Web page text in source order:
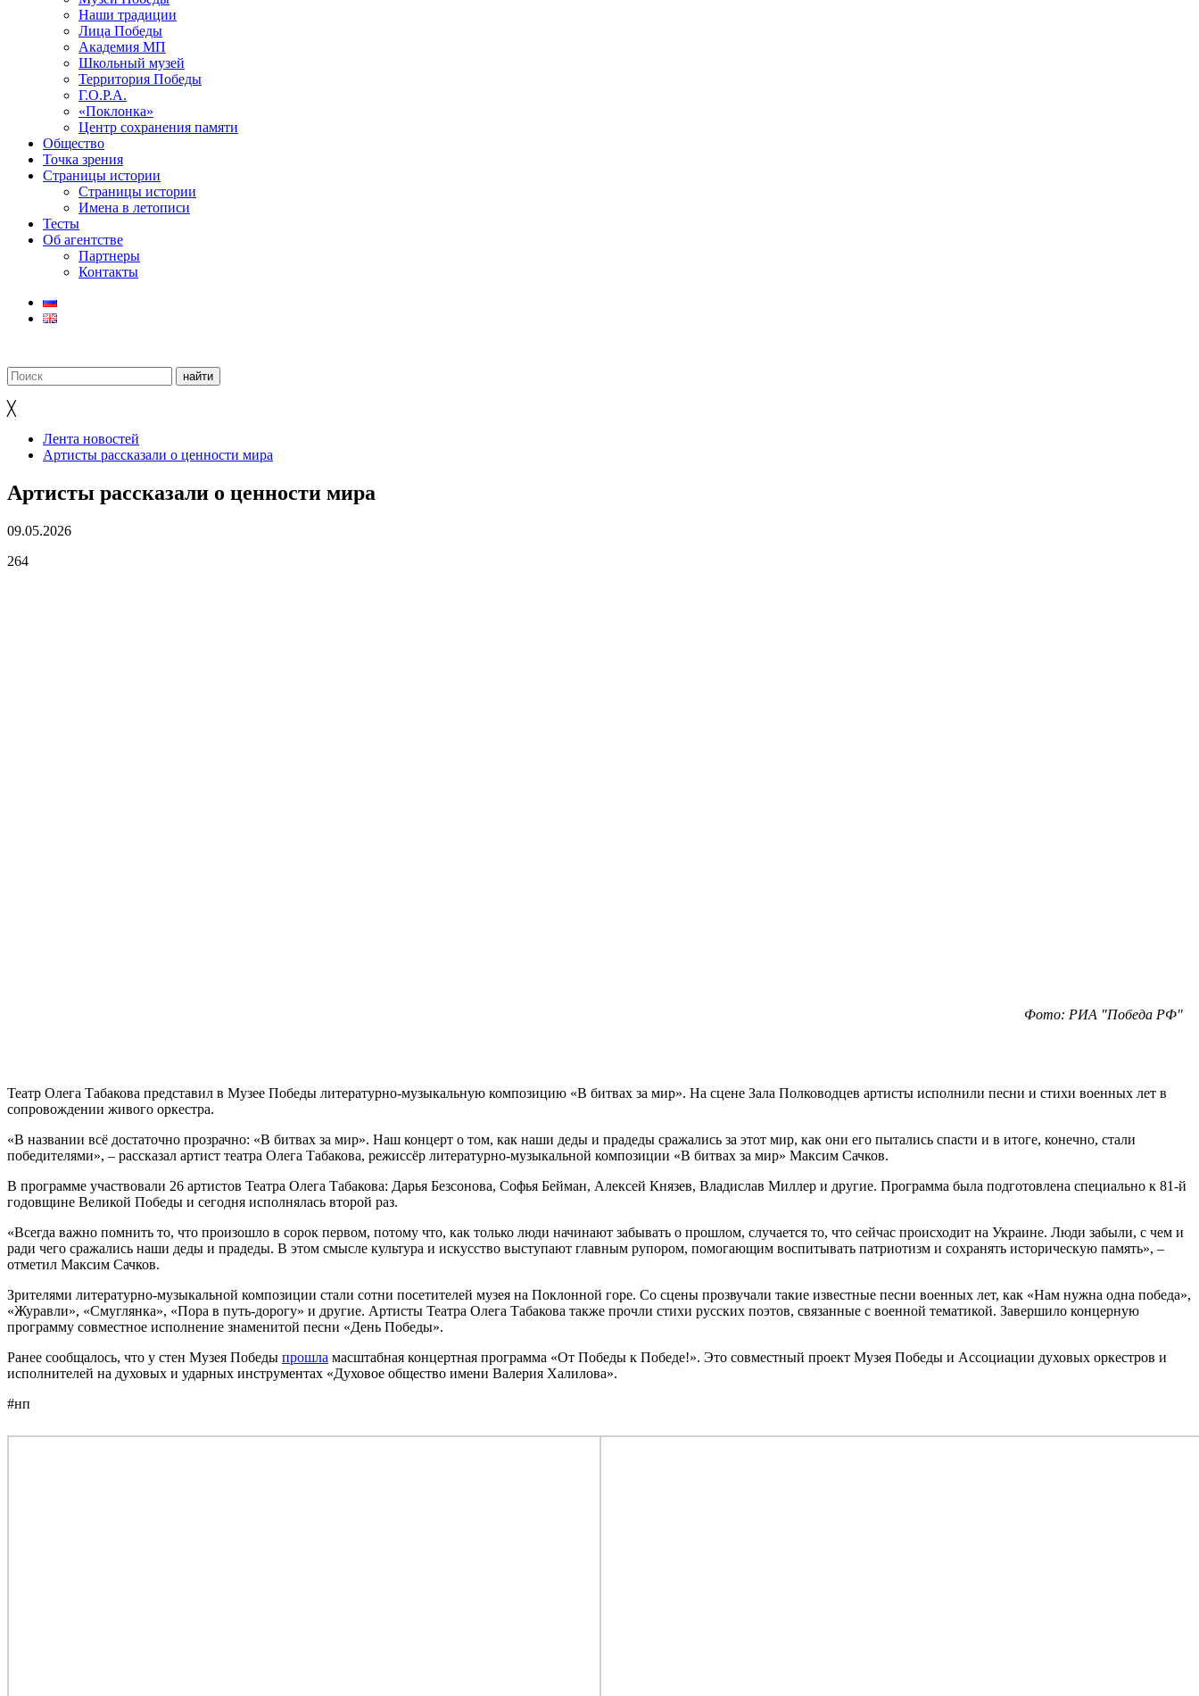
Наши традиции
Лица Победы
Академия МП
Школьный музей
Территория Победы
Г.О.Р.А.
«Поклонка»
Центр сохранения памяти
Общество
Точка зрения
Страницы истории
Страницы истории
Имена в летописи
Тесты
Об агентстве
Партнеры
Контакты
╳
Лента новостей
Артисты рассказали о ценности мира
Артисты рассказали о ценности мира
09.05.2026
264
Фото: РИА "Победа РФ"
Театр Олега Табакова представил в Музее Победы литературно-музыкальную композицию «В битвах за мир». На сцене Зала Полководцев артисты исполнили песни и стихи военных лет в
сопровождении живого оркестра.
«В названии всё достаточно прозрачно: «В битвах за мир». Наш концерт о том, как наши деды и прадеды сражались за этот мир, как они его пытались спасти и в итоге, конечно, стали
победителями», – рассказал артист театра Олега Табакова, режиссёр литературно-музыкальной композиции «В битвах за мир» Максим Сачков.
В программе участвовали 26 артистов Театра Олега Табакова: Дарья Безсонова, Софья Бейман, Алексей Князев, Владислав Миллер и другие. Программа была подготовлена специально к 81-й
годовщине Великой Победы и сегодня исполнялась второй раз.
«Всегда важно помнить то, что произошло в сорок первом, потому что, как только люди начинают забывать о прошлом, случается то, что сейчас происходит на Украине. Люди забыли, с чем и
ради чего сражались наши деды и прадеды. В этом смысле культура и искусство выступают главным рупором, помогающим воспитывать патриотизм и сохранять историческую память», –
отметил Максим Сачков.
Зрителями литературно-музыкальной композиции стали сотни посетителей музея на Поклонной горе. Со сцены прозвучали такие известные песни военных лет, как «Нам нужна одна победа»,
«Журавли», «Смуглянка», «Пора в путь-дорогу» и другие. Артисты Театра Олега Табакова также прочли стихи русских поэтов, связанные с военной тематикой. Завершило концерную
программу совместное исполнение знаменитой песни «День Победы».
Ранее сообщалось, что у стен Музея Победы прошла масштабная концертная программа «От Победы к Победе!». Это совместный проект Музея Победы и Ассоциации духовых оркестров и
исполнителей на духовых и ударных инструментах «Духовое общество имени Валерия Халилова».
#нп